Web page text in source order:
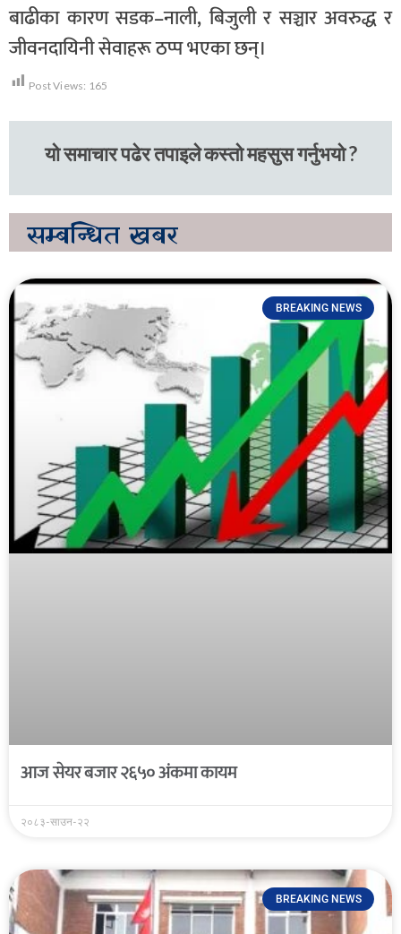
बाढीका कारण सडक–नाली, बिजुली र सञ्चार अवरुद्ध र
जीवनदायिनी सेवाहरू ठप्प भएका छन्।
Post Views: 165
यो समाचार पढेर तपाइले कस्तो महसुस गर्नुभयो ?
सम्बन्धित खबर
BREAKING NEWS
आज सेयर बजार २६५० अंकमा कायम
२०८३-साउन-२२
BREAKING NEWS